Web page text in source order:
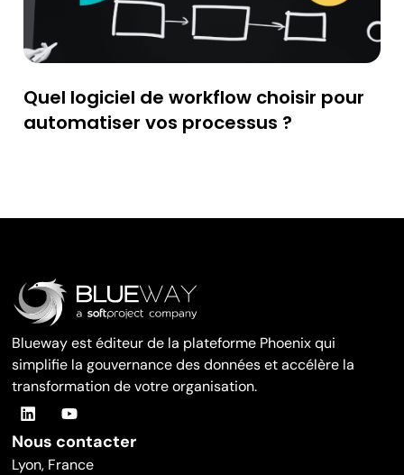
Quel logiciel de workflow choisir pour
automatiser vos processus ?
Blueway est éditeur de la plateforme Phoenix qui
simplifie la gouvernance des données et accélère la
transformation de votre organisation.
Nous contacter
Lyon, France